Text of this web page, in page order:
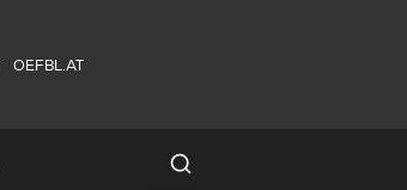
OEFBL.AT
Spielersuche